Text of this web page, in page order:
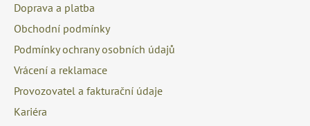
ý
i
s
Doprava a platba
Obchodní podmínky
Podmínky ochrany osobních údajů
Vrácení a reklamace
Provozovatel a fakturační údaje
Kariéra